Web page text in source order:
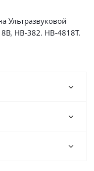
Ультразвуковой
HB-382. HB-4818T.